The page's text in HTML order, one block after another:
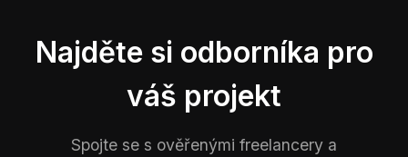
Najděte si odborníka pro
váš projekt
Spojte se s ověřenými freelancery a